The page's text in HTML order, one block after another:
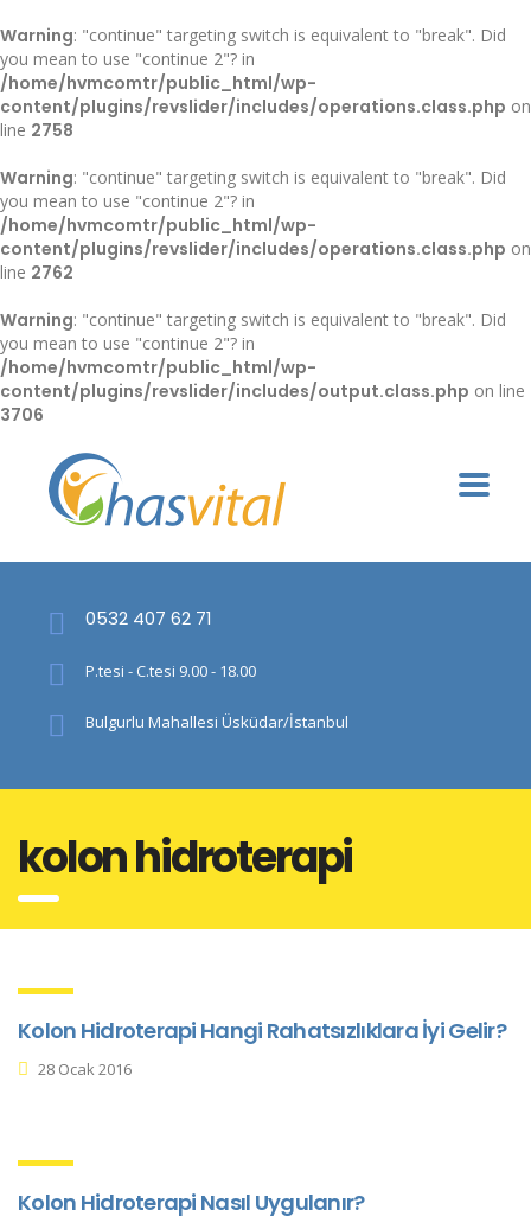
Warning: "continue" targeting switch is equivalent to "break". Did
you mean to use "continue 2"? in
/home/hvmcomtr/public_html/wp-
content/plugins/revslider/includes/operations.class.php on
line 2758
Warning: "continue" targeting switch is equivalent to "break". Did
you mean to use "continue 2"? in
/home/hvmcomtr/public_html/wp-
content/plugins/revslider/includes/operations.class.php on
line 2762
Warning: "continue" targeting switch is equivalent to "break". Did
you mean to use "continue 2"? in
/home/hvmcomtr/public_html/wp-
content/plugins/revslider/includes/output.class.php on line
3706
0532 407 62 71
P.tesi - C.tesi 9.00 - 18.00
Bulgurlu Mahallesi Üsküdar/İstanbul
kolon hidroterapi
Kolon Hidroterapi Hangi Rahatsızlıklara İyi Gelir?
28 Ocak 2016
Kolon Hidroterapi Nasıl Uygulanır?